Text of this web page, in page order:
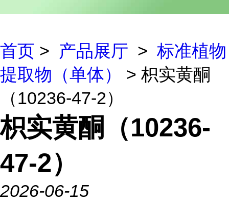
首页 > 产品展厅 > 标准植物
提取物（单体）
> 枳实黄酮
（10236-47-2）
枳实黄酮（10236-
47-2）
2026-06-15